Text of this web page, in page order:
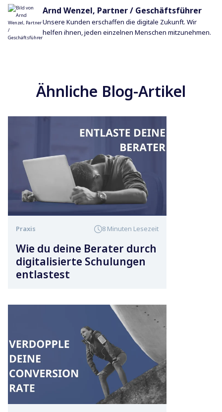
Arnd Wenzel, Partner / Geschäftsführer
Unsere Kunden erschaffen die digitale Zukunft. Wir
helfen ihnen, jeden einzelnen Menschen mitzunehmen.
Ähnliche Blog-Artikel
Praxis 8 Minuten Lesezeit
Wie du deine Berater durch
digitalisierte Schulungen
entlastest